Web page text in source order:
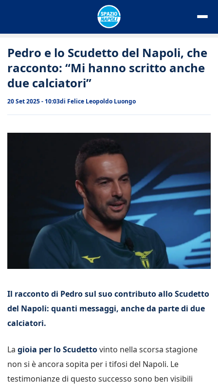
Pedro e lo Scudetto del Napoli, che
racconto: “Mi hanno scritto anche
due calciatori”
20 Set 2025 - 10:03di Felice Leopoldo Luongo
Il racconto di Pedro sul suo contributo allo Scudetto
del Napoli: quanti messaggi, anche da parte di due
calciatori.
La gioia per lo Scudettovinto nella scorsa stagione
non si è ancora sopita per i tifosi del Napoli. Le
testimonianze di questo successo sono ben visibili